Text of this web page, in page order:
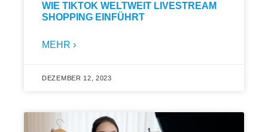
WIE TIKTOK WELTWEIT LIVESTREAM
SHOPPING EINFÜHRT
MEHR ›
DEZEMBER 12, 2023